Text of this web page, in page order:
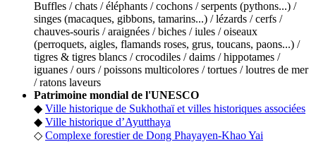
Buffles / chats / éléphants / cochons / serpents (pythons...) /
singes (macaques, gibbons, tamarins...) / lézards / cerfs /
chauves-souris / araignées / biches / iules / oiseaux
(perroquets, aigles, flamands roses, grus, toucans, paons...) /
tigres & tigres blancs / crocodiles / daims / hippotames /
iguanes / ours / poissons multicolores / tortues / loutres de mer
/ ratons laveurs
Patrimoine mondial de l'UNESCO
◆ Ville historique de Sukhothaï et villes historiques associées
◆ Ville historique d’Ayutthaya
◇ Complexe forestier de Dong Phayayen-Khao Yai